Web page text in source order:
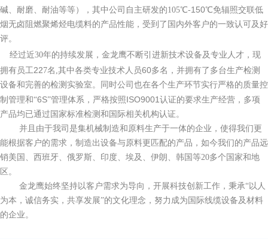
碱、耐磨、耐油等等），其中公司自主研发的105℃-150℃免辐照交联低
烟无卤阻燃聚烯烃电缆料的产品性能，受到了国内外客户的一致认可及好
评。
经过近30年的持续发展，金龙鹰不断引进新技术设备及专业人才，现
拥有员工227名,其中各类专业技术人员60多名，并拥有了多台生产检测
设备和完善的检测实验室。同时公司也在各个生产环节实行严格的质量控
制管理和“6S”管理体系，严格按照ISO9001 认证的要求生产经营，多项
产品均已通过国家标准检测和国际相关机构认证。
并且由于我司是集机械制造和原料生产于一体的企业，使得我们更
能根据客户的需求，制造出设备与原料更匹配的产品，如今我们的产品远
销美国、西班牙、俄罗斯、印度、埃及、伊朗、韩国等20多个国家和地
区。
金龙鹰始终坚持以客户需求为导向，开展科技创新工作，秉承“以人
为本，诚信务实，共享发展”的文化理念，努力成为国际线缆设备及材料
的企业。